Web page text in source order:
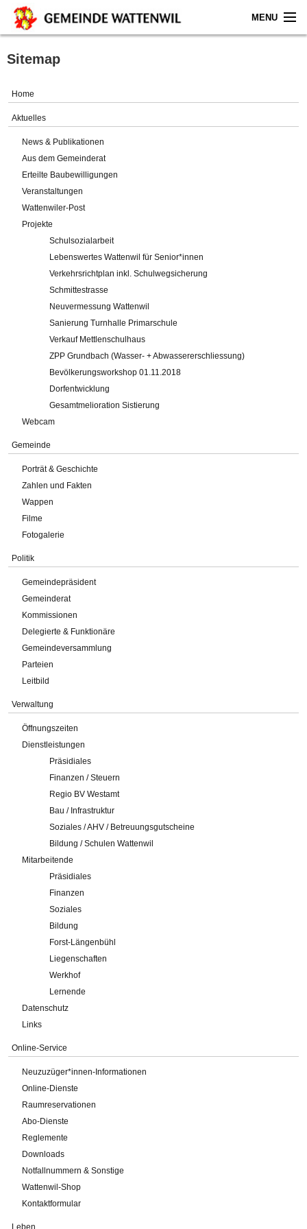
MENU
Home
Gemeinde
Verwaltung
Online-Service
Impressum
Sitemap
Home
Aktuelles
News & Publikationen
Aus dem Gemeinderat
Erteilte Baubewilligungen
Veranstaltungen
Wattenwiler-Post
Projekte
Schulsozialarbeit
Lebenswertes Wattenwil für Senior*innen
Verkehrsrichtplan inkl. Schulwegsicherung
Schmittestrasse
Neuvermessung Wattenwil
Sanierung Turnhalle Primarschule
Verkauf Mettlenschulhaus
ZPP Grundbach (Wasser- + Abwassererschliessung)
Bevölkerungsworkshop 01.11.2018
Dorfentwicklung
Gesamtmelioration Sistierung
Webcam
Gemeinde
Porträt & Geschichte
Zahlen und Fakten
Wappen
Filme
Fotogalerie
Politik
Gemeindepräsident
Gemeinderat
Kommissionen
Delegierte & Funktionäre
Gemeindeversammlung
Parteien
Leitbild
Verwaltung
Öffnungszeiten
Dienstleistungen
Präsidiales
Finanzen / Steuern
Regio BV Westamt
Bau / Infrastruktur
Soziales / AHV / Betreuungsgutscheine
Bildung / Schulen Wattenwil
Mitarbeitende
Präsidiales
Finanzen
Soziales
Bildung
Forst-Längenbühl
Liegenschaften
Werkhof
Lernende
Datenschutz
Links
Online-Service
Neuzuzüger*innen-Informationen
Online-Dienste
Raumreservationen
Abo-Dienste
Reglemente
Downloads
Notfallnummern & Sonstige
Wattenwil-Shop
Kontaktformular
Leben